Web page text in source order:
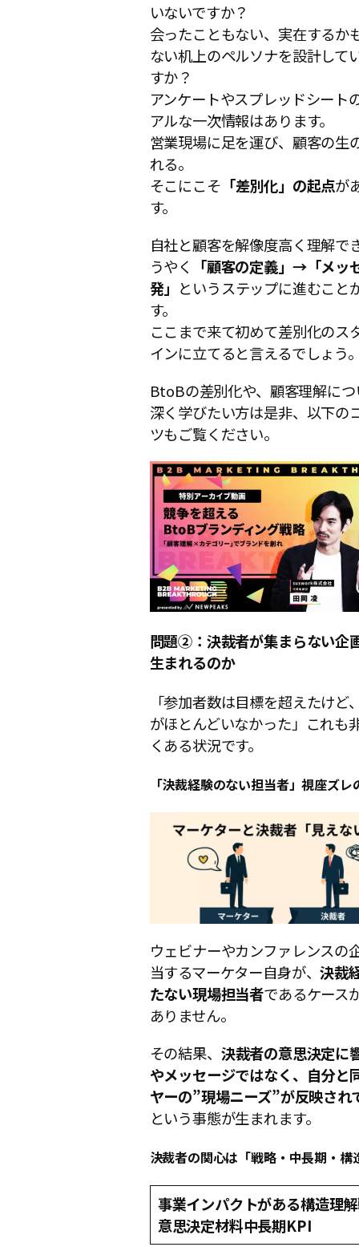
いないですか？
会ったこともない、実在するか
ない机上のペルソナを設計して
すか？
アンケートやスプレッドシート
アルな一次情報はあります。
営業現場に足を運び、顧客の生
れる。
そこにこそ 「差別化」の起点が
す。
自社と顧客を解像度高く理解で
うやく
「顧客の定義」→「メッ
発」 というステップに進むこと
す。
ここまで来て初めて差別化のス
インに立てると言えるでしょう
BtoBの差別化や、顧客理解に
深く学びたい方は是非、以下の
ツもご覧ください。
問題②：決裁者が集まらない企
生まれるのか
「参加者数は目標を超えたけど
がほとんどいなかった」これも
くある状況です。
「決裁経験のない担当者」視座ズレ
ウェビナーやカンファレンスの
当するマーケター自身が、決裁
たない現場担当者であるケース
ありません。
その結果、 決裁者の意思決定に
やメッセージではなく、自分と
ヤーの”現場ニーズ”が反映され
という事態が生まれます。
決裁者の関心は「戦略・中長期・構
事業インパクトがある構造理解
意思決定材料中長期KPI